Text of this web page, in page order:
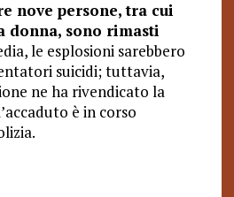
nove persone, tra cui
donna, sono rimasti
le esplosioni sarebbero
suicidi; tuttavia,
ne ha rivendicato la
è in corso